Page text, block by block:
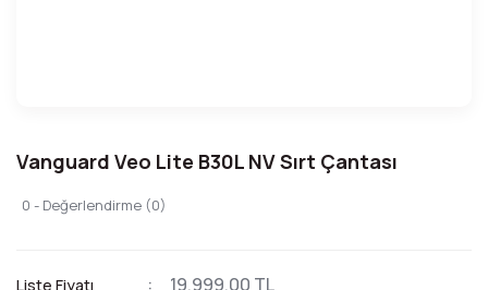
Vanguard Veo Lite B30L NV Sırt Çantası
0 - Değerlendirme (0)
Liste Fiyatı 19.999,00 TL